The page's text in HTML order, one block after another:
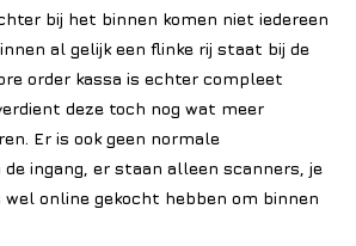
bij het binnen komen niet iedereen
al gelijk een flinke rij staat bij de
order kassa is echter compleet
deze toch nog wat meer
Er is ook geen normale
de ingang, er staan alleen scanners, je
wel online gekocht hebben om binnen